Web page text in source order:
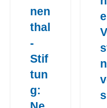
nen
thal
-
Stif
tun
g: